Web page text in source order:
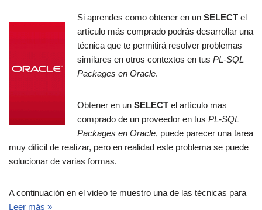
Si aprendes como obtener en un SELECT el
artículo más comprado podrás desarrollar una
técnica que te permitirá resolver problemas
similares en otros contextos en tus PL-SQL
Packages en Oracle.
Obtener en un SELECT el artículo mas
comprado de un proveedor en tus PL-SQL
Packages en Oracle, puede parecer una tarea
muy difícil de realizar, pero en realidad este problema se puede
solucionar de varias formas.
A continuación en el video te muestro una de las técnicas para
Leer más »